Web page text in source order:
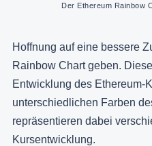
Der Ethereum Rainbow
Hoffnung auf eine bessere
Rainbow Chart geben.
Entwicklung des Ethereum-
unterschiedlichen Farben
repräsentieren dabei
Kursentwicklung.